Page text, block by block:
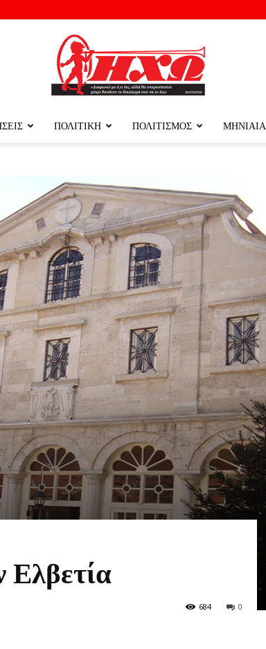
ΤΗΣ
ΠΟΛΗΣ
ΗΜΕΡΗΣΙΟ
ΠΟΛΙΤΙΚΗ ΠΟΛΙΤΙΣΜΟΣ ΜΗΝΙΑΙΑ
0
684